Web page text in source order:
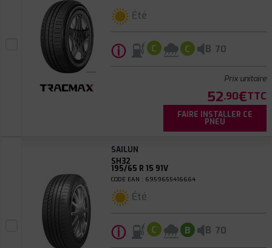
Été
ⓘ C C B 70
Prix unitaire
52.90€TTC
FAIRE INSTALLER CE
PNEU
SAILUN
SH32
195/65 R 15 91V
CODE EAN : 6959655416664
Été
ⓘ C B B 70